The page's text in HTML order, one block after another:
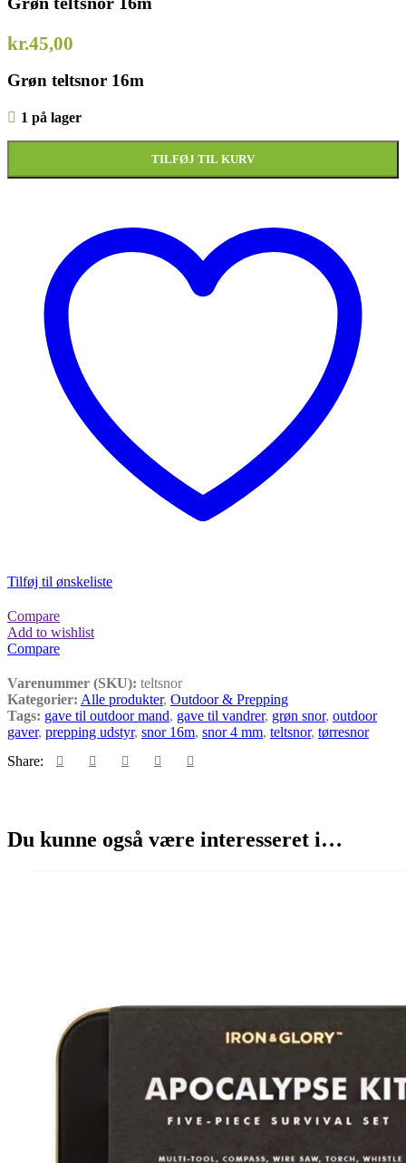
kr.45,00
Grøn teltsnor 16m
1 på lager
TILFØJ TIL KURV
Tilføj til ønskeliste
Compare
Add to wishlist
Compare
Varenummer (SKU): teltsnor
Kategorier: Alle produkter, Outdoor & Prepping
Tags: gave til outdoor mand, gave til vandrer, grøn snor, outdoor
gaver, prepping udstyr, snor 16m, snor 4 mm, teltsnor, tørresnor
Share:
Du kunne også være interesseret i…